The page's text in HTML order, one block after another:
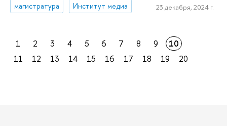
магистратура
Институт медиа 23 декабря, 2024 г.
1 2 3 4 5 6 7 8 9
10
11
12 13 14 15 16 17 18 19 20